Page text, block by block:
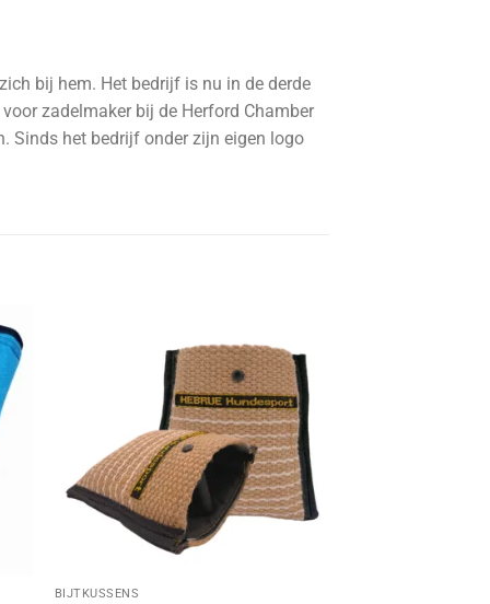
bij hem. Het bedrijf is nu in de derde
zadelmaker bij de Herford Chamber
Sinds het bedrijf onder zijn eigen logo
BIJTKUSSENS